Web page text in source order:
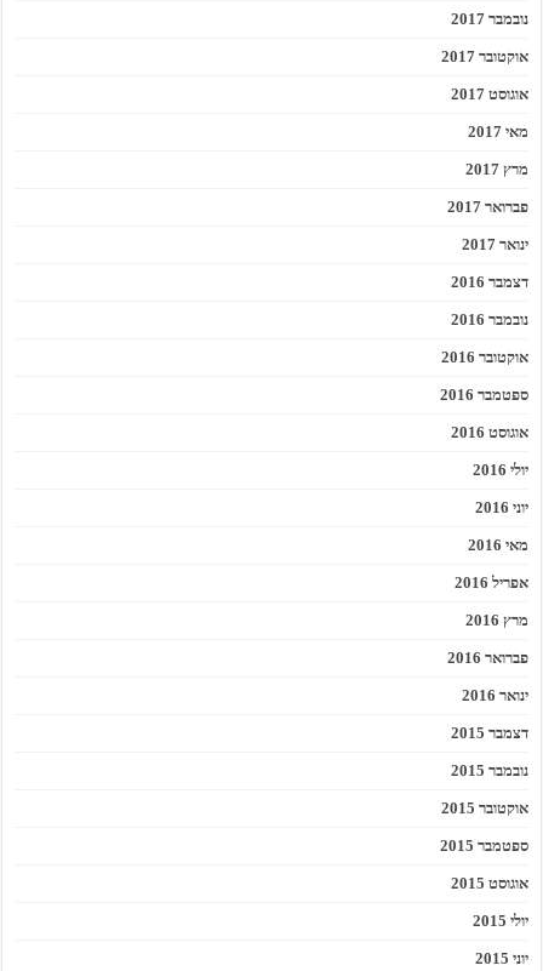
נובמבר 2017
אוקטובר 2017
אוגוסט 2017
מאי 2017
מרץ 2017
פברואר 2017
ינואר 2017
דצמבר 2016
נובמבר 2016
אוקטובר 2016
ספטמבר 2016
אוגוסט 2016
יולי 2016
יוני 2016
מאי 2016
אפריל 2016
מרץ 2016
פברואר 2016
ינואר 2016
דצמבר 2015
נובמבר 2015
אוקטובר 2015
ספטמבר 2015
אוגוסט 2015
יולי 2015
יוני 2015